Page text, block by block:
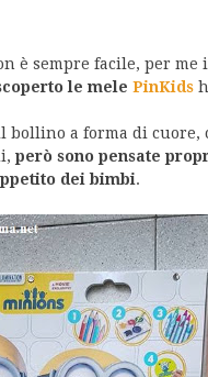
è sempre facile, per me
le mele PinKids
bollino a forma di cuore,
però sono pensate
dei bimbi.